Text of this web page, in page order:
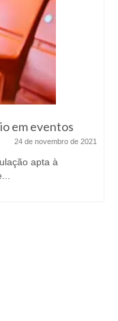
em eventos
24 de novembro de 2021
apta à